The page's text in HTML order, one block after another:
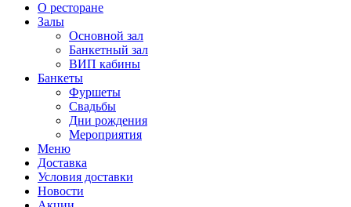
О ресторане
Залы
Основной зал
Банкетный зал
ВИП кабины
Банкеты
Фуршеты
Свадьбы
Дни рождения
Мероприятия
Меню
Доставка
Условия доставки
Новости